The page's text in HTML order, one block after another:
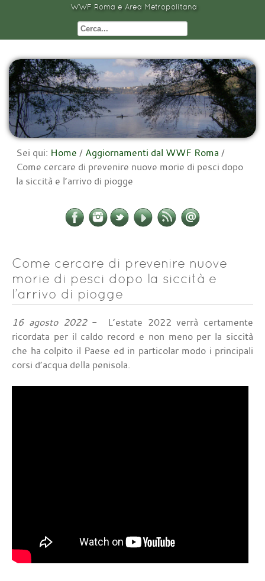
WWF Roma e Area Metropolitana
Sei qui: Home / Aggiornamenti dal WWF Roma /
Come cercare di prevenire nuove morie di pesci dopo
la siccità e l’arrivo di piogge
Come cercare di prevenire nuove
morie di pesci dopo la siccità e
l’arrivo di piogge
16 agosto 2022- L’estate 2022 verrà certamente
ricordata per il caldo record e non meno per la siccità
che ha colpito il Paese ed in particolar modo i principali
corsi d’acqua della penisola.